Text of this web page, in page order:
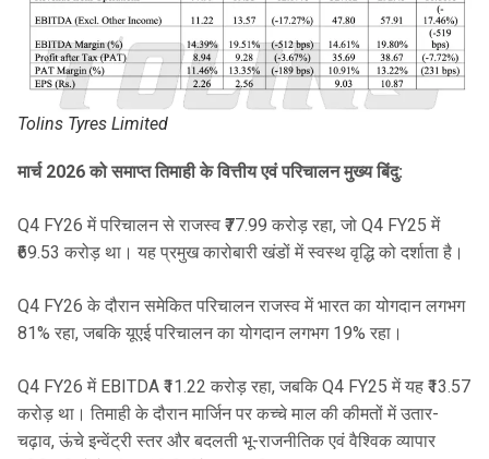
Tolins Tyres Limited
मार्च 2026 को समाप्त तिमाही के वित्तीय एवं परिचालन मुख्य बिंदु:
Q4 FY26 में परिचालन से राजस्व ₹77.99 करोड़ रहा, जो Q4 FY25 में
₹69.53 करोड़ था। यह प्रमुख कारोबारी खंडों में स्वस्थ वृद्धि को दर्शाता है।
Q4 FY26 के दौरान समेकित परिचालन राजस्व में भारत का योगदान लगभग
81% रहा, जबकि यूएई परिचालन का योगदान लगभग 19% रहा।
Q4 FY26 में EBITDA ₹11.22 करोड़ रहा, जबकि Q4 FY25 में यह ₹13.57
करोड़ था। तिमाही के दौरान मार्जिन पर कच्चे माल की कीमतों में उतार-
चढ़ाव, ऊंचे इन्वेंट्री स्तर और बदलती भू-राजनीतिक एवं वैश्विक व्यापार